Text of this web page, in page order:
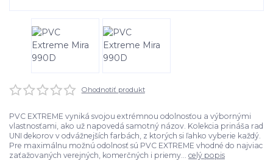
Ohodnotiť produkt
PVC EXTREME vyniká svojou extrémnou odolnosťou a výbornými
vlastnosťami, ako už napovedá samotný názov. Kolekcia prináša rad
UNI dekorov v odvážnejších farbách, z ktorých si ľahko vyberie každý.
Pre maximálnu možnú odolnosť sú PVC EXTREME vhodné do najviac
zaťažovaných verejných, komerčných i priemy... celý popis